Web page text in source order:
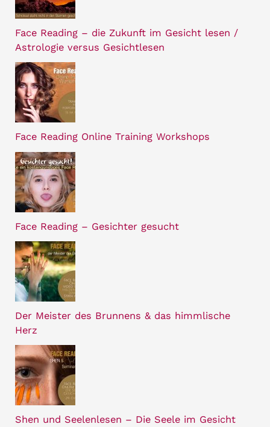
Face Reading – die Zukunft im Gesicht lesen /
Astrologie versus Gesichtlesen
Face Reading Online Training Workshops
Face Reading – Gesichter gesucht
Der Meister des Brunnens & das himmlische
Herz
Shen und Seelenlesen – Die Seele im Gesicht